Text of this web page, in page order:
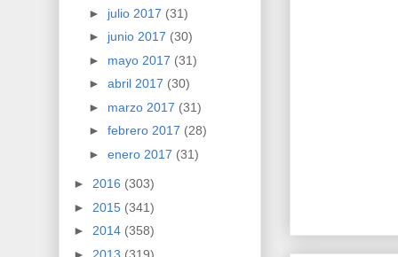
► julio 2017 (31)
► junio 2017 (30)
► mayo 2017 (31)
► abril 2017 (30)
► marzo 2017 (31)
► febrero 2017 (28)
► enero 2017 (31)
► 2016 (303)
► 2015 (341)
► 2014 (358)
► 2013 (319)